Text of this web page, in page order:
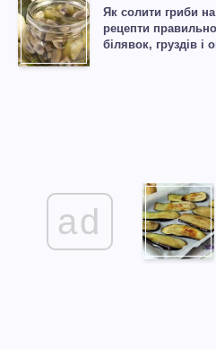
Як солити гриби
рецепти
білявок, груздів і
ad